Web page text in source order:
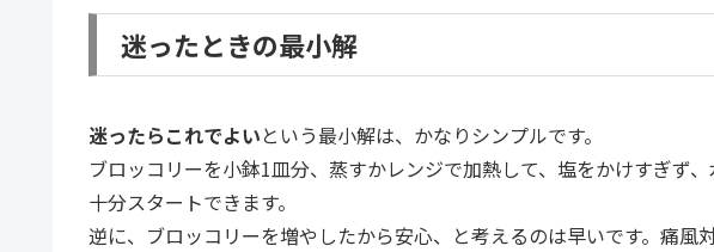
迷ったときの最小解
迷ったらこれでよいという最小解は、かなりシンプルです。
ブロッコリーを小鉢1皿分、蒸すかレンジで加熱して、塩をかけすぎず
十分スタートできます。
逆に、ブロッコリーを増やしたから安心、と考えるのは早いです。痛風